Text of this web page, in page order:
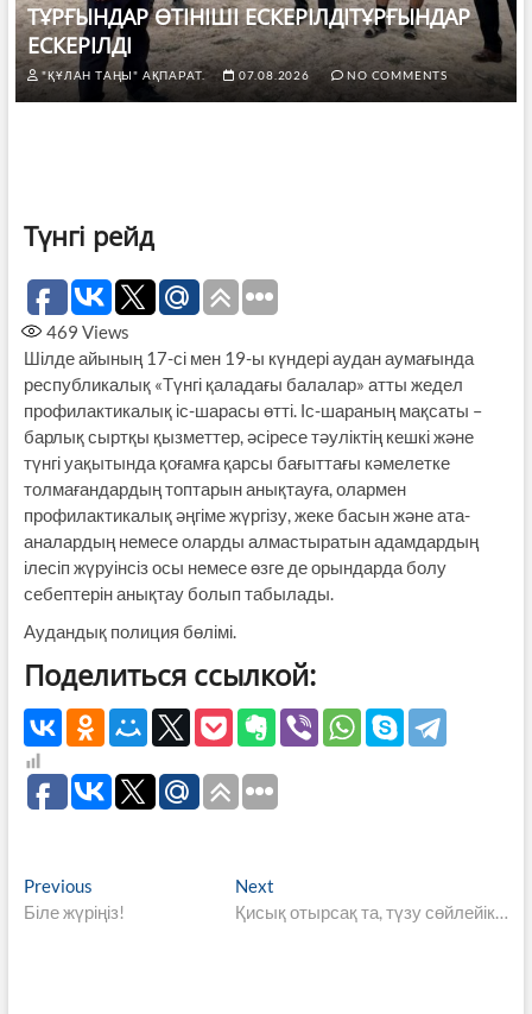
ТҰРҒЫНДАР ӨТІНІШІ ЕСКЕРІЛДІТҰРҒЫНДАР
ЕСКЕРІЛДІ
"ҚҰЛАН ТАҢЫ" АҚПАРАТ. 07.08.2026 NO COMMENTS
Түнгі рейд
469 Views
Шілде айының 17-сі мен 19-ы күндері аудан аумағында
республикалық «Түнгі қаладағы балалар» атты жедел
профилактикалық іс-шарасы өтті. Іс-шараның мақсаты –
барлық сыртқы қызметтер, әсіресе тәуліктің кешкі және
түнгі уақытында қоғамға қарсы бағыттағы кәмелетке
толмағандардың топтарын анықтауға, олармен
профилактикалық әңгіме жүргізу, жеке басын және ата-
аналардың немесе оларды алмастыратын адамдардың
ілесіп жүруінсіз осы немесе өзге де орындарда болу
себептерін анықтау болып табылады.
Аудандық полиция бөлімі.
Поделиться ссылкой:
Навигация
по
PreviousPrevious
post:
Біле жүріңіз!
Next
post:
Қисық отырсақ та, түзу сөйлейік…